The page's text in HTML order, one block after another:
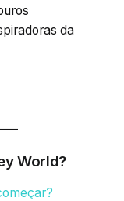
da
World?